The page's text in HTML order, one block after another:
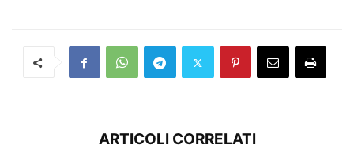
ARTICOLI CORRELATI